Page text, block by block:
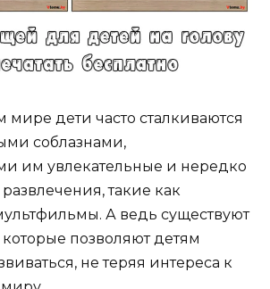
дети часто сталкиваются
соблазнами,
им увлекательные и нередко
такие как
А ведь существуют
позволяют детям
не теряя интереса к